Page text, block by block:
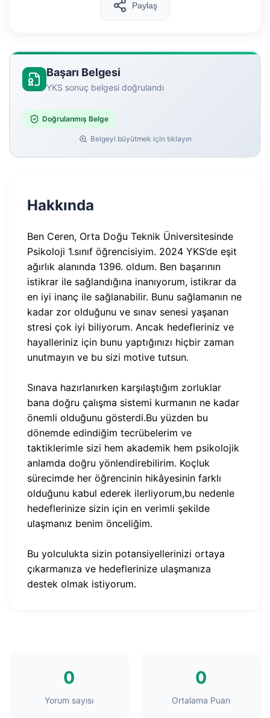
Paylaş
Başarı Belgesi
YKS sonuç belgesi doğrulandı
Doğrulanmış Belge
Belgeyi büyütmek için tıklayın
Hakkında
Ben Ceren, Orta Doğu Teknik Üniversitesinde
Psikoloji 1.sınıf öğrencisiyim. 2024 YKS’de eşit
ağırlık alanında 1396. oldum. Ben başarının
istikrar ile sağlandığına inanıyorum, istikrar da
en iyi inanç ile sağlanabilir. Bunu sağlamanın ne
kadar zor olduğunu ve sınav senesi yaşanan
stresi çok iyi biliyorum. Ancak hedefleriniz ve
hayalleriniz için bunu yaptığınızı hiçbir zaman
unutmayın ve bu sizi motive tutsun.
Sınava hazırlanırken karşılaştığım zorluklar
bana doğru çalışma sistemi kurmanın ne kadar
önemli olduğunu gösterdi.Bu yüzden bu
dönemde edindiğim tecrübelerim ve
taktiklerimle sizi hem akademik hem psikolojik
anlamda doğru yönlendirebilirim. Koçluk
sürecimde her öğrencinin hikâyesinin farklı
olduğunu kabul ederek ilerliyorum,bu nedenle
hedeflerinize sizin için en verimli şekilde
ulaşmanız benim önceliğim.
Bu yolculukta sizin potansiyellerinizi ortaya
çıkarmanıza ve hedeflerinize ulaşmanıza
destek olmak istiyorum.
0
Yorum sayısı
0
Ortalama Puan